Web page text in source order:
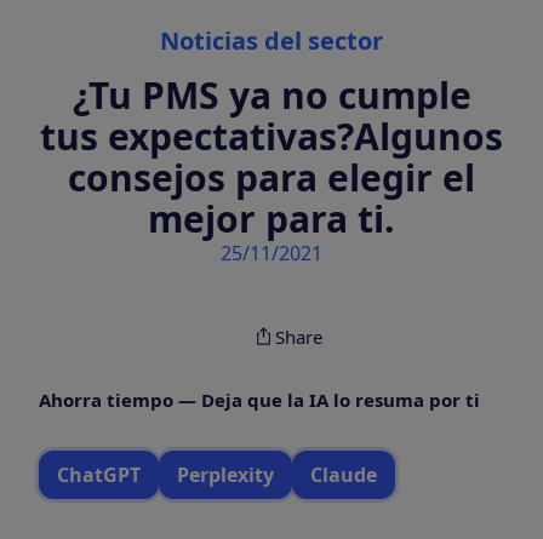
Noticias del sector
¿Tu PMS ya no cumple
tus expectativas?Algunos
consejos para elegir el
mejor para ti.
25/11/2021
Share
Ahorra tiempo — Deja que la IA lo resuma por ti
ChatGPT Perplexity Claude